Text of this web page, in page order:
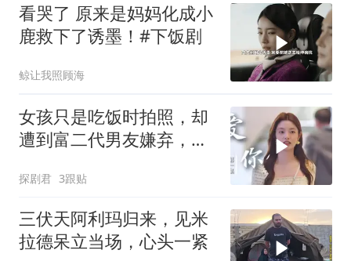
看哭了 原来是妈妈化成小
鹿救下了诱墨！#下饭剧
鲸让我照顾海
女孩只是吃饭时拍照，却
遭到富二代男友嫌弃，下
探剧君 3跟贴
三伏天阿利玛归来，见米
拉德呆立当场，心头一紧